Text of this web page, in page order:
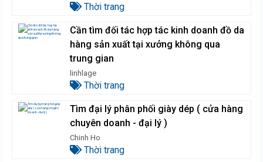
Thời trang
Cần tìm đối tác hợp tác kinh doanh đồ da
hàng sản xuất tại xưởng không qua
trung gian
linhlage
Thời trang
Tìm đại lý phân phối giày dép ( cửa hàng
chuyên doanh - đại lý )
Chinh Ho
Thời trang